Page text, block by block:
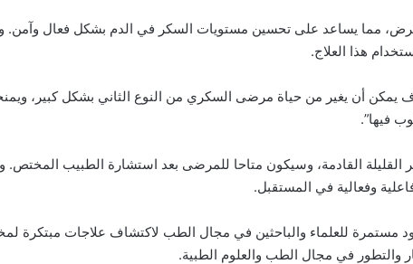
مما يساعد على تحسين مستويات السكر في الدم بشكل فعال وآمن.
هذا العلاج.
يمكن أن يغير من حياة مرضى السكري من النوع الثاني بشكل كبير،
فيها”.
القليلة القادمة، وسيكون متاحا للمرضى بعد استشارة الطبيب المختص.
وفعالية في المستقبل.
مستمرة للعلماء والباحثين في مجال الطب لاكتشاف علاجات مبتكرة
والتطور في مجال الطب والعلوم الطبية.